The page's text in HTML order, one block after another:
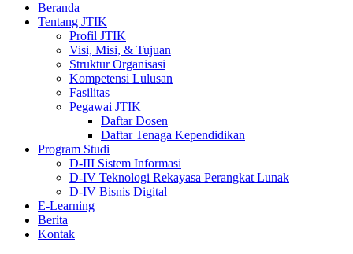
Beranda
Tentang JTIK
Profil JTIK
Visi, Misi, & Tujuan
Struktur Organisasi
Kompetensi Lulusan
Fasilitas
Pegawai JTIK
Daftar Dosen
Daftar Tenaga Kependidikan
Program Studi
D-III Sistem Informasi
D-IV Teknologi Rekayasa Perangkat Lunak
D-IV Bisnis Digital
E-Learning
Berita
Kontak